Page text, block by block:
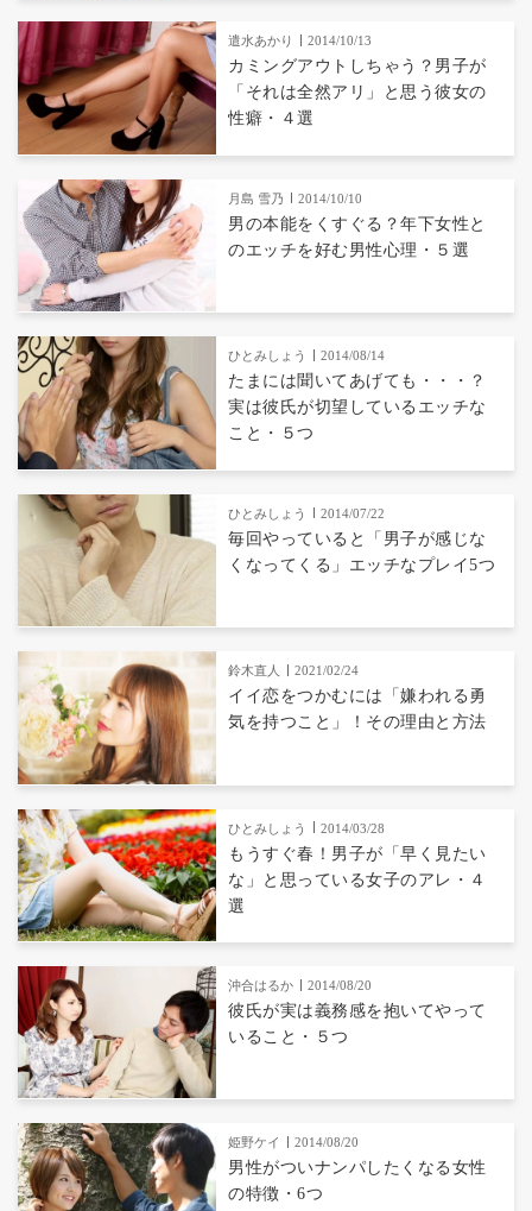
遣水あかり 2014/10/13
カミングアウトしちゃう？男子が
「それは全然アリ」と思う彼女の
性癖・４選
月島 雪乃 2014/10/10
男の本能をくすぐる？年下女性と
のエッチを好む男性心理・５選
ひとみしょう 2014/08/14
たまには聞いてあげても・・・？
実は彼氏が切望しているエッチな
こと・５つ
ひとみしょう 2014/07/22
毎回やっていると「男子が感じな
くなってくる」エッチなプレイ5つ
鈴木直人 2021/02/24
イイ恋をつかむには「嫌われる勇
気を持つこと」！その理由と方法
ひとみしょう 2014/03/28
もうすぐ春！男子が「早く見たい
な」と思っている女子のアレ・４
選
沖合はるか 2014/08/20
彼氏が実は義務感を抱いてやって
いること・５つ
姫野ケイ 2014/08/20
男性がついナンパしたくなる女性
の特徴・6つ